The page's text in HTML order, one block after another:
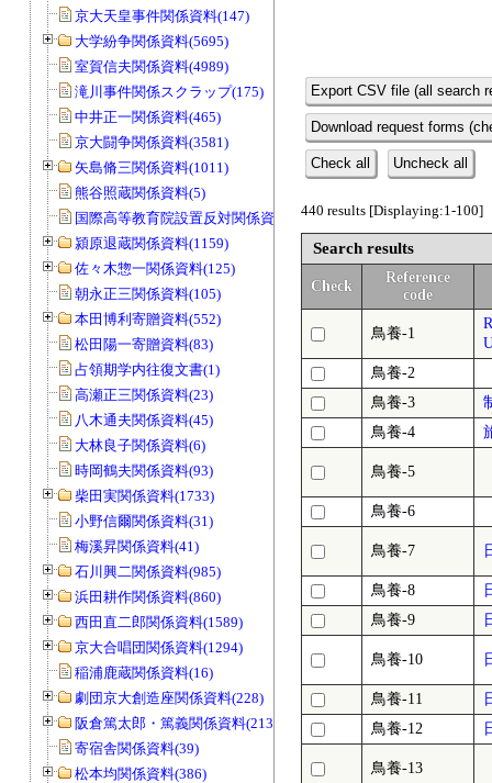
京大天皇事件関係資料(147)
大学紛争関係資料(5695)
室賀信夫関係資料(4989)
滝川事件関係スクラップ(175)
中井正一関係資料(465)
京大闘争関係資料(3581)
矢島脩三関係資料(1011)
熊谷照蔵関係資料(5)
国際高等教育院設置反対関係資料(20)
潁原退蔵関係資料(1159)
佐々木惣一関係資料(125)
朝永正三関係資料(105)
本田博利寄贈資料(552)
松田陽一寄贈資料(83)
占領期学内往復文書(1)
高瀬正三関係資料(23)
八木通夫関係資料(45)
大林良子関係資料(6)
時岡鶴夫関係資料(93)
柴田実関係資料(1733)
小野信爾関係資料(31)
梅溪昇関係資料(41)
石川興二関係資料(985)
浜田耕作関係資料(860)
西田直二郎関係資料(1589)
京大合唱団関係資料(1294)
稲浦鹿蔵関係資料(16)
劇団京大創造座関係資料(228)
阪倉篤太郎・篤義関係資料(213)
寄宿舎関係資料(39)
松本均関係資料(386)
Export CSV file (all search
Download request forms
Check all Uncheck all
440 results [Displaying:1-100]
Search results
Check
Reference
code
鳥養-1
鳥養-2
鳥養-3
鳥養-4
鳥養-5
鳥養-6
鳥養-7
鳥養-8
鳥養-9
鳥養-10
鳥養-11
鳥養-12
鳥養-13